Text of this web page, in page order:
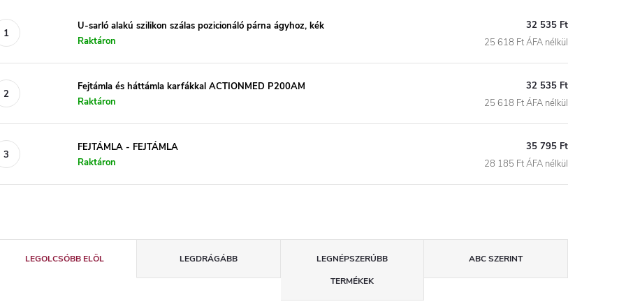
U-sarló alakú szilikon szálas pozicionáló párna ágyhoz, kék
Raktáron
32 535 Ft
25 618 Ft ÁFA nélkül
Fejtámla és háttámla karfákkal ACTIONMED P200AM
Raktáron
32 535 Ft
25 618 Ft ÁFA nélkül
FEJTÁMLA - FEJTÁMLA
Raktáron
35 795 Ft
28 185 Ft ÁFA nélkül
LEGOLCSÓBB ELÖL LEGDRÁGÁBB
LEGNÉPSZERŰBB
TERMÉKEK
ABC SZERINT